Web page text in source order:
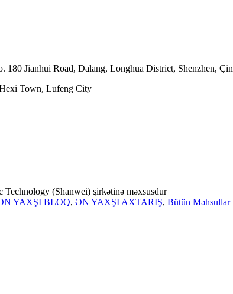
180 Jianhui Road, Dalang, Longhua District, Shenzhen, Çin
Town, Lufeng City
(Shanwei) şirkətinə məxsusdur
YAXŞI BLOQ, ƏN YAXŞI AXTARIŞ, Bütün Məhsullar